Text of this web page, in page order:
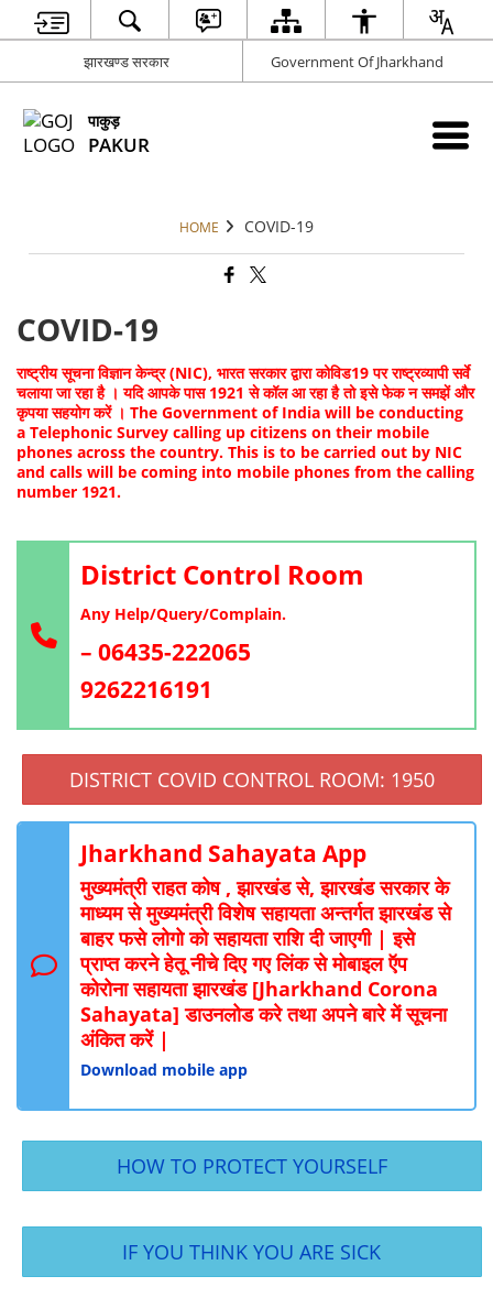
झारखण्ड सरकार Government Of Jharkhand
पाकुड़
PAKUR
HOME COVID-19
COVID-19
राष्ट्रीय सूचना विज्ञान केन्द्र (NIC), भारत सरकार द्वारा कोविड19 पर राष्ट्रव्यापी सर्वे
चलाया जा रहा है । यदि आपके पास 1921 से कॉल आ रहा है तो इसे फेक न समझें और
कृपया सहयोग करें । The Government of India will be conducting
a Telephonic Survey calling up citizens on their mobile
phones across the country. This is to be carried out by NIC
and calls will be coming into mobile phones from the calling
number 1921.
District Control Room
Any Help/Query/Complain.
– 06435-222065
9262216191
DISTRICT COVID CONTROL ROOM: 1950
Jharkhand Sahayata App
मुख्यमंत्री राहत कोष , झारखंड से, झारखंड सरकार के
माध्यम से मुख्यमंत्री विशेष सहायता अन्तर्गत झारखंड से
बाहर फसे लोगो को सहायता राशि दी जाएगी | इसे
प्राप्त करने हेतू नीचे दिए गए लिंक से मोबाइल ऍप
कोरोना सहायता झारखंड [Jharkhand Corona
Sahayata] डाउनलोड करे तथा अपने बारे में सूचना
अंकित करें |
Download mobile app
HOW TO PROTECT YOURSELF
IF YOU THINK YOU ARE SICK